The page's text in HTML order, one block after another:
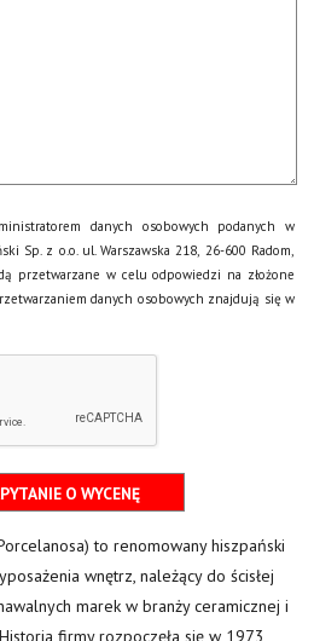
danych osobowych podanych w
Sp. z o.o. ul. Warszawska 218, 26-600 Radom,
przetwarzane w celu odpowiedzi na złożone
danych osobowych znajdują się w
to renomowany hiszpański
wnętrz, należący do ścisłej
marek w branży ceramicznej i
firmy rozpoczęła się w 1973